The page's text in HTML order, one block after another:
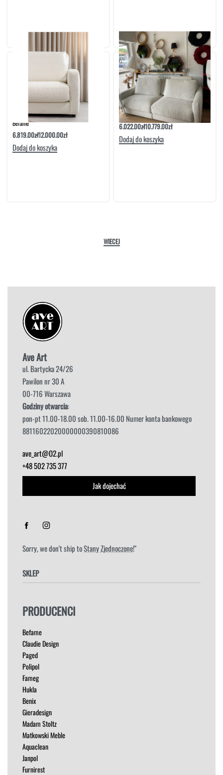
Sofa Rio 4-Osobowa Z Bokami Wąskimi |
Befame
6.819.00zł12.000.00zł
Dodaj do koszyka
Sofa Rio Set 1 | Befame
6.022.00zł10.779.00zł
Dodaj do koszyka
Ave Art
ul. Bartycka 24/26
Pawilon nr 30 A
00-716 Warszawa
Godziny otwarcia:
pon-pt 11.00-18.00 sob. 11.00-16.00 Numer konta bankowego
88116022020000000390810086
ave_art@O2.pl
+48 502 735 377
Jak dojechać
Sorry, we don't ship toStany Zjednoczone!"
SKLEP
HOKERY
ŁÓŻKA
MEBLE RTV
NAROŻNIKI
OUTLET
PUFY
SOFY
STOLIKI
STOŁY
SZAFKI I KOMODY
PRODUCENCI
Befame
Claudie Design
Paged
Polipol
Fameg
Hukla
Benix
Gieradesign
Madam Stoltz
Matkowski Meble
Aquaclean
Janpol
Furnirest